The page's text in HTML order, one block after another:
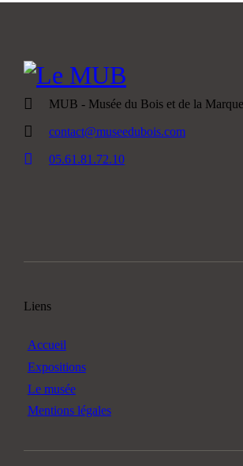
MUB - Musée du Bois et de la
contact@museedubois.com
05.61.81.72.10
Liens
Accueil
Expositions
Le musée
Mentions légales